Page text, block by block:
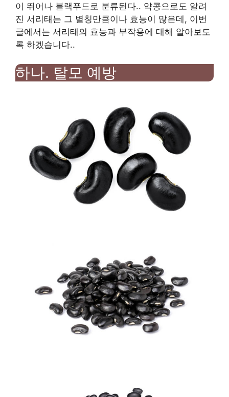
이 뛰어나 블랙푸드로 분류된다.. 약콩으로도 알려
진 서리태는 그 별칭만큼이나 효능이 많은데, 이번
글에서는 서리태의 효능과 부작용에 대해 알아보도
록 하겠습니다..
하나. 탈모 예방